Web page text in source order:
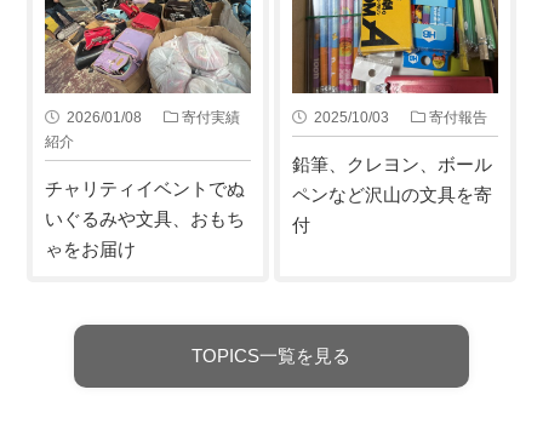
2026/01/08
寄付実績
紹介
チャリティイベントでぬ
いぐるみや文具、おもち
ゃをお届け
2025/10/03 寄付報告
鉛筆、クレヨン、ボール
ペンなど沢山の文具を寄
付
TOPICS一覧を見る